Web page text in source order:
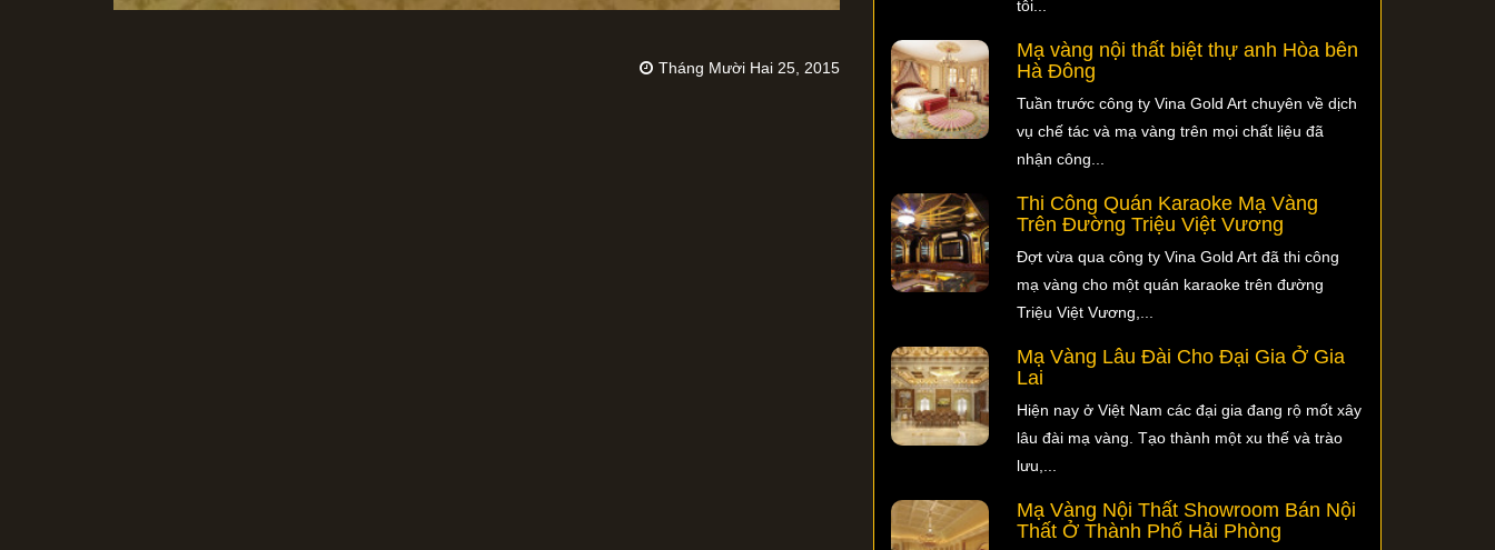
Tháng Mười Hai 25, 2015
tôi...
Mạ vàng nội thất biệt thự anh Hòa bên
Hà Đông
Tuần trước công ty Vina Gold Art chuyên về dịch
vụ chế tác và mạ vàng trên mọi chất liệu đã
nhận công...
Thi Công Quán Karaoke Mạ Vàng
Trên Đường Triệu Việt Vương
Đợt vừa qua công ty Vina Gold Art đã thi công
mạ vàng cho một quán karaoke trên đường
Triệu Việt Vương,...
Mạ Vàng Lâu Đài Cho Đại Gia Ở Gia
Lai
Hiện nay ở Việt Nam các đại gia đang rộ mốt xây
lâu đài mạ vàng. Tạo thành một xu thế và trào
lưu,...
Mạ Vàng Nội Thất Showroom Bán Nội
Thất Ở Thành Phố Hải Phòng